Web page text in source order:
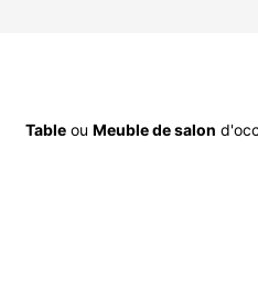
Table ou Meuble de salon